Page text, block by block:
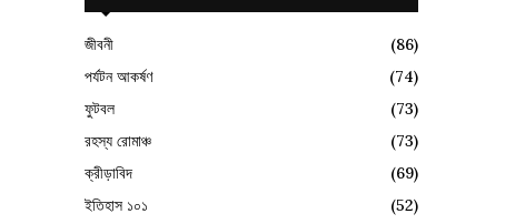
জীবনী
(86)
পর্যটন আকর্ষণ
(74)
ফুটবল
(73)
রহস্য রোমাঞ্চ
(73)
ক্রীড়াবিদ
(69)
ইতিহাস ১০১
(52)